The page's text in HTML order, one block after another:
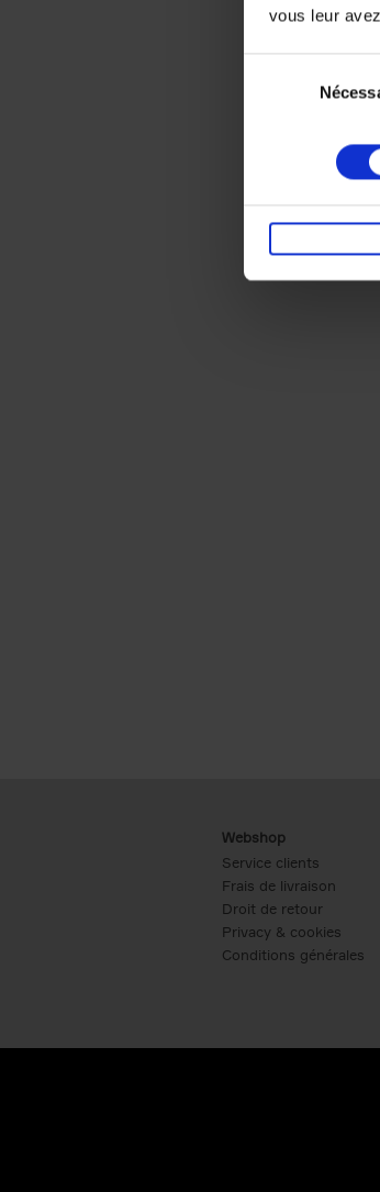
vous leur
Webshop
Service clients
Frais de livraison
Droit de retour
Privacy & cookies
Conditions générales